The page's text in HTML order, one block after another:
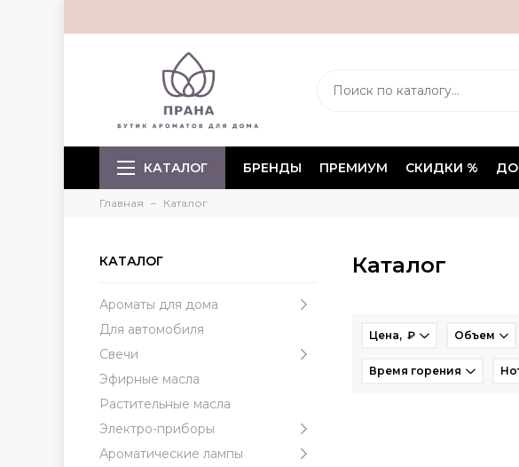
КАТАЛОГ БРЕНДЫ ПРЕМИУМ СКИДКИ %
Главная Каталог
КАТАЛОГ
Ароматы для дома
Для автомобиля
Свечи
Эфирные масла
Растительные масла
Электро-приборы
Ароматические лампы
Каталог
Цена, ₽ Объем
Время горения